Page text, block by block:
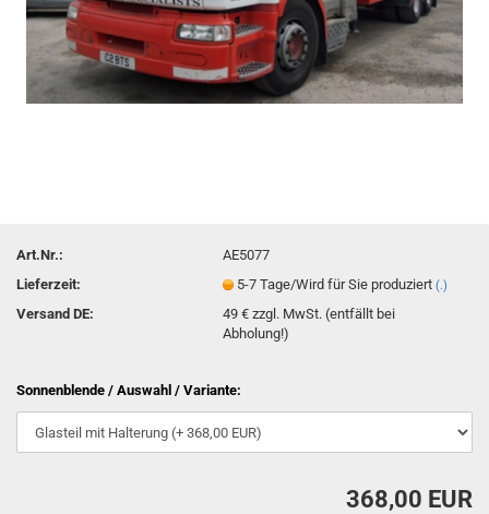
Art.Nr.:
AE5077
Lieferzeit:
5-7 Tage/Wird für Sie produziert(.)
Versand DE:
49 € zzgl. MwSt. (entfällt bei
Abholung!)
Sonnenblende / Auswahl / Variante:
368,00 EUR